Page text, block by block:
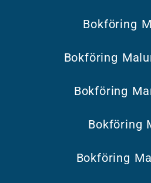
Bokföring
Bokföring
Bokföring
Bokföring
Bokföring